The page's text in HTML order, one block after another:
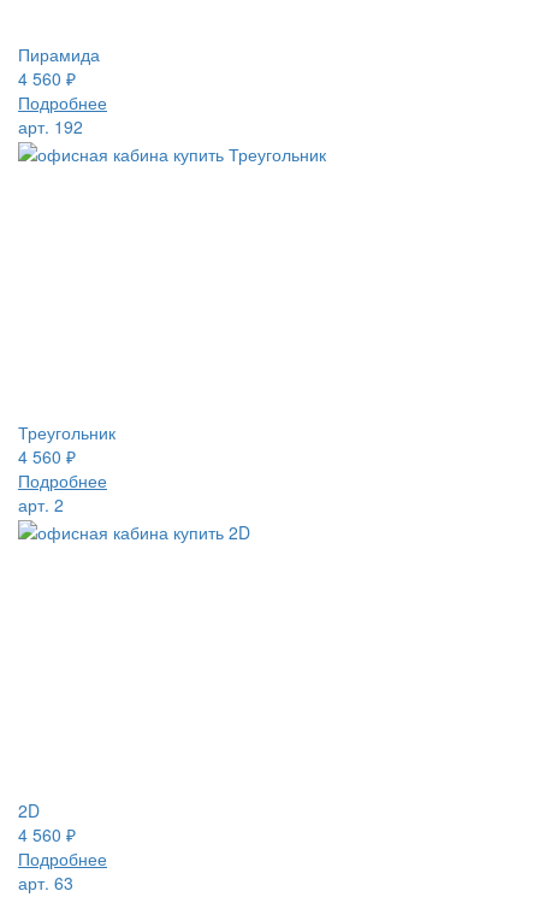
Пирамида
4 560 ₽
Подробнее
арт. 192
Треугольник
4 560 ₽
Подробнее
арт. 2
2D
4 560 ₽
Подробнее
арт. 63